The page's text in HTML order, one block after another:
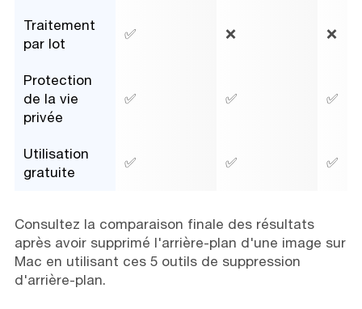
Traitement
par lot
✅ ❌ ❌
Protection
de la vie
privée
✅ ✅ ✅
Utilisation
gratuite
✅ ✅ ✅
Consultez la comparaison finale des résultats
après avoir supprimé l'arrière-plan d'une image sur
Mac en utilisant ces 5 outils de suppression
d'arrière-plan.